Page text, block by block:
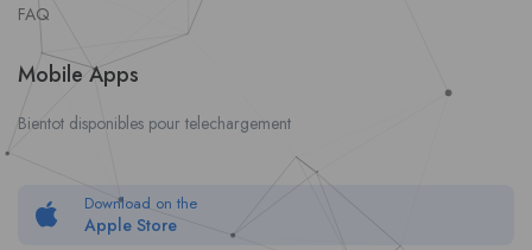
FAQ
Mobile Apps
Bientot disponibles pour telechargement
Download on the
Apple Store